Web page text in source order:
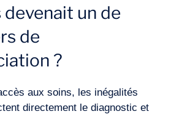
un de
de
?
aux soins, les inégalités
directement le diagnostic et